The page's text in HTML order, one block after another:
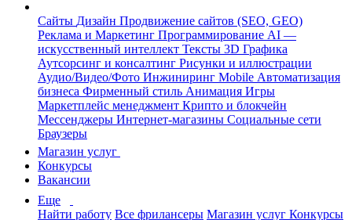
Сайты Дизайн Продвижение сайтов (SEO, GEO)
Реклама и Маркетинг Программирование AI —
искусственный интеллект Тексты 3D Графика
Аутсорсинг и консалтинг Рисунки и иллюстрации
Аудио/Видео/Фото Инжиниринг Mobile Автоматизация
бизнеса Фирменный стиль Анимация Игры
Маркетплейс менеджмент Крипто и блокчейн
Мессенджеры Интернет-магазины Социальные сети
Браузеры
Магазин услуг
Конкурсы
Вакансии
Еще
Найти работу Все фрилансеры Магазин услуг Конкурсы